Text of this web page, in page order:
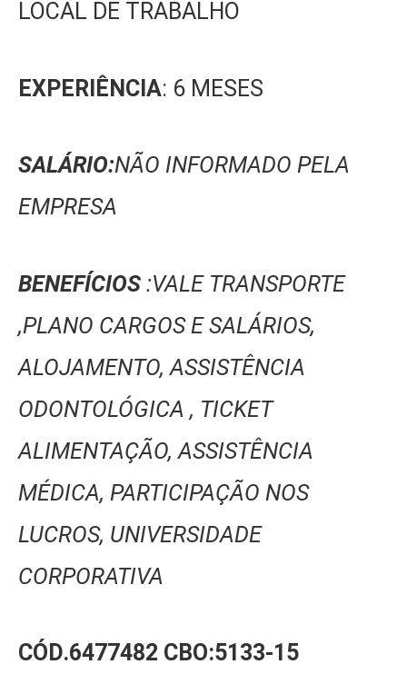
LOCAL DE TRABALHO
EXPERIÊNCIA: 6 MESES
SALÁRIO:NÃO INFORMADO PELA
EMPRESA
BENEFÍCIOS :VALE TRANSPORTE
,PLANO CARGOS E SALÁRIOS,
ALOJAMENTO, ASSISTÊNCIA
ODONTOLÓGICA , TICKET
ALIMENTAÇÃO, ASSISTÊNCIA
MÉDICA, PARTICIPAÇÃO NOS
LUCROS, UNIVERSIDADE
CORPORATIVA
CÓD.6477482 CBO:5133-15